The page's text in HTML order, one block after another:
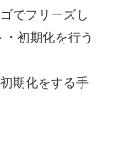
でフリーズし
初期化を行う
期化をする手